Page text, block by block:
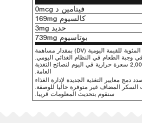
فيتامين د 0mcg
كالسيوم 169mg
حديد 3mg
بوتاسيوم 739mg
* تخبرك النسبة المئوية للقيمة اليومية (DV) بمقدار مساهمة
في وجبة الطعام في النظام الغذائي اليومي.
يتم استخدام 2,000 سعرة حرارية في اليوم لنصائح التغذية
العامة.
دمج معايير التغذية الجديدة لإدارة الغذاء
السكر المضاف غير متوفرة حاليا للوصفة.
سنقوم بتحديث المعلومات قريبا.